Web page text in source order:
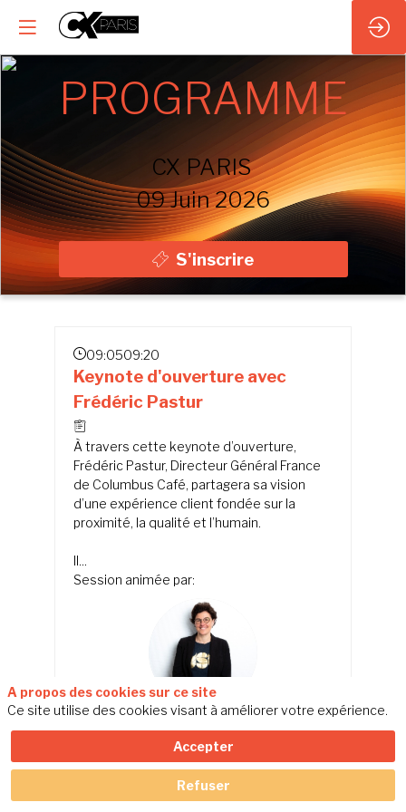
PROGRAMME
CX PARIS
09 Juin 2026
S'inscrire
09:0509:20
Keynote d'ouverture avec
Frédéric Pastur
À travers cette keynote d’ouverture,
Frédéric Pastur, Directeur Général France
de Columbus Café, partagera sa vision
d’une expérience client fondée sur la
proximité, la qualité et l’humain.
Il...
Session animée par:
MF
Relation Client MagDirectrice de la
rédaction
A propos des cookies sur ce site
Ce site utilise des cookies visant à améliorer votre expérience.
Accepter
Refuser